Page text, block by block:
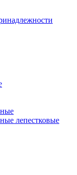
лепестковые